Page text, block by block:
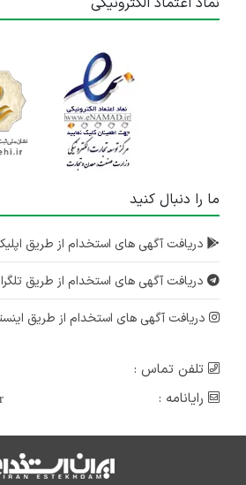
ما را دنبال کنید
دریافت آگهی های استخدام از طریق
دریافت آگهی های استخدام از طریق
دریافت آگهی های استخدام از طریق
تلفن تماس :
رایانامه :